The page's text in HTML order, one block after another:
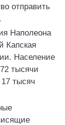
отправить
Наполеона
Капская
Население
тысячи
тысяч